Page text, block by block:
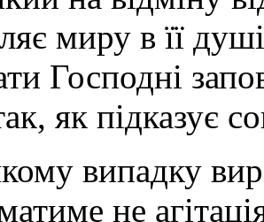
миру в її
Господні
як підказує
випадку
не